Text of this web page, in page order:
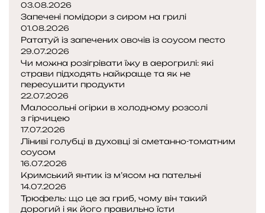
03.08.2026
Запечені помідори з сиром на грилі
01.08.2026
Рататуй із запечених овочів із соусом песто
29.07.2026
Чи можна розігрівати їжу в аерогрилі: які
страви підходять найкраще та як не
пересушити продукти
22.07.2026
Малосольні огірки в холодному розсолі
з гірчицею
17.07.2026
Ліниві голубці в духовці зі сметанно-томатним
соусом
16.07.2026
Кримський янтик із м’ясом на пательні
14.07.2026
Трюфель: що це за гриб, чому він такий
дорогий і як його правильно їсти